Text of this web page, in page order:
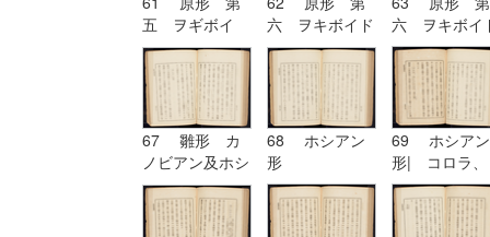
五 ヲギボイ
ド| 原形 第
六 ヲキボイド
六 ヲキボイド
六 ヲキボイ
67 雛形 カ
ノビアン及ホシ
アン| ホシア
ン形
68 ホシアン
形
69 ホシアン
形| コロラ、
カンパニユラ
及ヒ幹